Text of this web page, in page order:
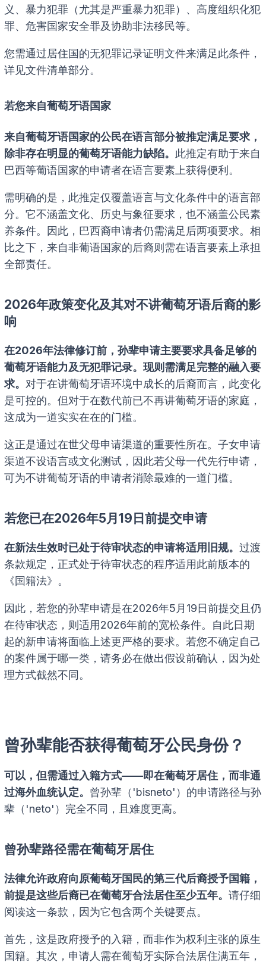
义、暴力犯罪（尤其是严重暴力犯罪）、高度组织化犯
罪、危害国家安全罪及协助非法移民等。
您需通过居住国的无犯罪记录证明文件来满足此条件，
详见文件清单部分。
若您来自葡萄牙语国家
来自葡萄牙语国家的公民在语言部分被推定满足要求，
除非存在明显的葡萄牙语能力缺陷。 此推定有助于来自
巴西等葡语国家的申请者在语言要素上获得便利。
需明确的是，此推定仅覆盖语言与文化条件中的语言部
分。它不涵盖文化、历史与象征要求，也不涵盖公民素
养条件。因此，巴西裔申请者仍需满足后两项要求。相
比之下，来自非葡语国家的后裔则需在语言要素上承担
全部责任。
2026年政策变化及其对不讲葡萄牙语后裔的影
响
在2026年法律修订前，孙辈申请主要要求具备足够的
葡萄牙语能力及无犯罪记录。现则需满足完整的融入要
求。 对于在讲葡萄牙语环境中成长的后裔而言，此变化
是可控的。但对于在数代前已不再讲葡萄牙语的家庭，
这成为一道实实在在的门槛。
这正是通过在世父母申请渠道的重要性所在。子女申请
渠道不设语言或文化测试，因此若父母一代先行申请，
可为不讲葡萄牙语的申请者消除最难的一道门槛。
若您已在2026年5月19日前提交申请
在新法生效时已处于待审状态的申请将适用旧规。 过渡
条款规定，正式处于待审状态的程序适用此前版本的
《国籍法》。
因此，若您的孙辈申请是在2026年5月19日前提交且仍
在待审状态，则适用2026年前的宽松条件。自此日期
起的新申请将面临上述更严格的要求。若您不确定自己
的案件属于哪一类，请务必在做出假设前确认，因为处
理方式截然不同。
曾孙辈能否获得葡萄牙公民身份？
可以，但需通过入籍方式——即在葡萄牙居住，而非通
过海外血统认定。 曾孙辈（'bisneto'）的申请路径与孙
辈（'neto'）完全不同，且难度更高。
曾孙辈路径需在葡萄牙居住
法律允许政府向原葡萄牙国民的第三代后裔授予国籍，
前提是这些后裔已在葡萄牙合法居住至少五年。 请仔细
阅读这一条款，因为它包含两个关键要点。
首先，这是政府授予的入籍，而非作为权利主张的原生
国籍。其次，申请人需在葡萄牙实际合法居住满五年，